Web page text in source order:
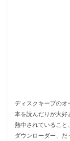
ディスクキープのオ
本を読んだりが大好
熱中されていること
ダウンローダー」だ